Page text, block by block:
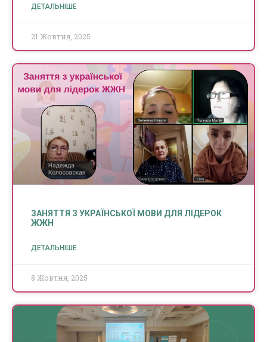
ДЕТАЛЬНІШЕ
21 Жовтня, 2025
ЗАНЯТТЯ З УКРАЇНСЬКОЇ МОВИ ДЛЯ ЛІДЕРОК
ЖЖН
ДЕТАЛЬНІШЕ
8 Жовтня, 2025